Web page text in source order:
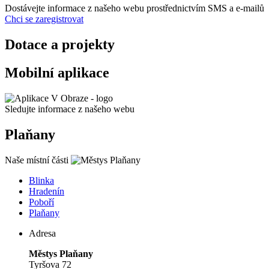
Dostávejte informace z našeho webu prostřednictvím SMS a e-mailů
Chci se zaregistrovat
Dotace a projekty
Mobilní aplikace
Sledujte informace z našeho webu
Plaňany
Naše místní části
Blinka
Hradenín
Poboří
Plaňany
Adresa
Městys Plaňany
Tyršova 72